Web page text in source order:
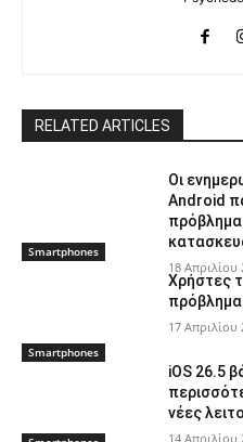
RELATED ARTICLES
Smartphones
Οι
Android
18 Απριλίου
Smartphones
Χρήστες
17 Απριλίου
iOS 26.5
νέες
14 Απριλίου